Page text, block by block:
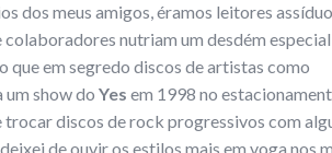
dos meus amigos, éramos leitores
nutriam um desdém
que em segredo discos de artistas como
um show do Yes em 1998 no
trocar discos de rock progressivos com
de ouvir os estilos mais em voga nos